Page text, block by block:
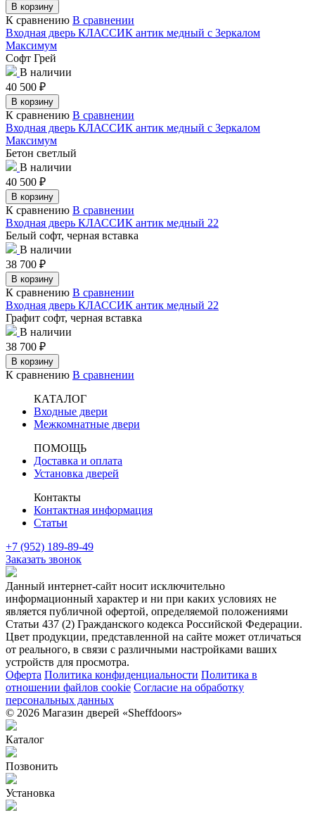
В корзину
К сравнению В сравнении
Входная дверь КЛАССИК антик медный с Зеркалом
Максимум
Софт Грей
В наличии
40 500 ₽
В корзину
К сравнению В сравнении
Входная дверь КЛАССИК антик медный с Зеркалом
Максимум
Бетон светлый
В наличии
40 500 ₽
В корзину
К сравнению В сравнении
Входная дверь КЛАССИК антик медный 22
Белый софт, черная вставка
В наличии
38 700 ₽
В корзину
К сравнению В сравнении
Входная дверь КЛАССИК антик медный 22
Графит софт, черная вставка
В наличии
38 700 ₽
В корзину
К сравнению В сравнении
КАТАЛОГ
Входные двери
Межкомнатные двери
ПОМОЩЬ
Доставка и оплата
Установка дверей
Контакты
Контактная информация
Статьи
+7 (952) 189-89-49
Заказать звонок
Данный интернет-сайт носит исключительно
информационный характер и ни при каких условиях не
является публичной офертой, определяемой положениями
Статьи 437 (2) Гражданского кодекса Российской Федерации.
Цвет продукции, представленной на сайте может отличаться
от реального, в связи с различными настройками ваших
устройств для просмотра.
Оферта Политика конфиденциальности Политика в
отношении файлов cookie Согласие на обработку
персональных данных
© 2026 Магазин дверей «Sheffdoors»
Каталог
Позвонить
Установка